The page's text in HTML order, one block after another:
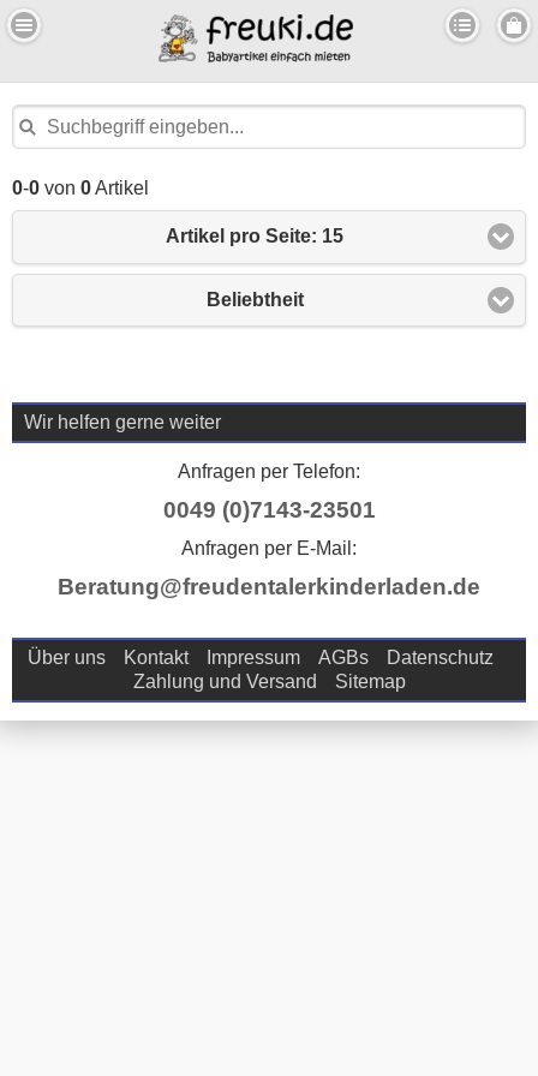
0-0 von 0Artikel
Artikel pro Seite: 15
Beliebtheit
Wir helfen gerne weiter
Anfragen per Telefon:
0049 (0)7143-23501
Anfragen per E-Mail:
Beratung@freudentalerkinderladen.de
Über uns Kontakt Impressum AGBs
Datenschutz
Zahlung und Versand
Sitemap